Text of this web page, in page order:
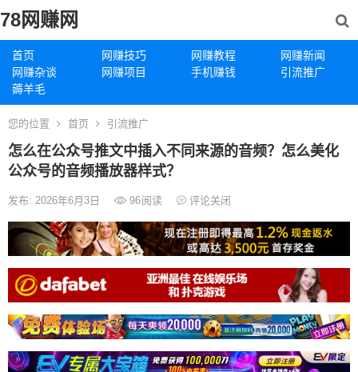
78网赚网
首页 网赚技巧 网赚教程
网赚新闻
网赚杂谈
网赚项目 手机赚钱
引流推广
薅羊毛
您的位置 首页 引流推广
怎么在公众号推文中插入不同来源的音频？怎么美化
公众号的音频播放器样式？
发布: 2026年6月3日 96阅读 评论关闭